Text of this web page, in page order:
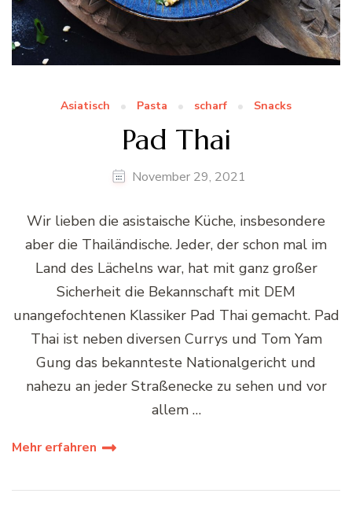
Asiatisch Pasta scharf Snacks
Pad Thai
November 29, 2021
Wir lieben die asistaische Küche, insbesondere
aber die Thailändische. Jeder, der schon mal im
Land des Lächelns war, hat mit ganz großer
Sicherheit die Bekannschaft mit DEM
unangefochtenen Klassiker Pad Thai gemacht. Pad
Thai ist neben diversen Currys und Tom Yam
Gung das bekannteste Nationalgericht und
nahezu an jeder Straßenecke zu sehen und vor
allem …
Mehr erfahren